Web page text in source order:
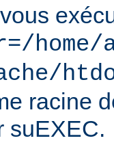
home/
racine
suEXEC.